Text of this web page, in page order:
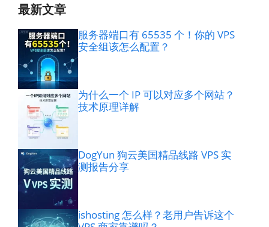
最新文章
服务器端口有 65535 个！你的 VPS
安全组该怎么配置？
为什么一个 IP 可以对应多个网站？
技术原理详解
DogYun 狗云美国精品线路 VPS 实
测报告分享
ishosting 怎么样？老用户告诉这个